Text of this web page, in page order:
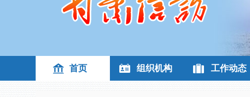
首页 组织机构 工作动态